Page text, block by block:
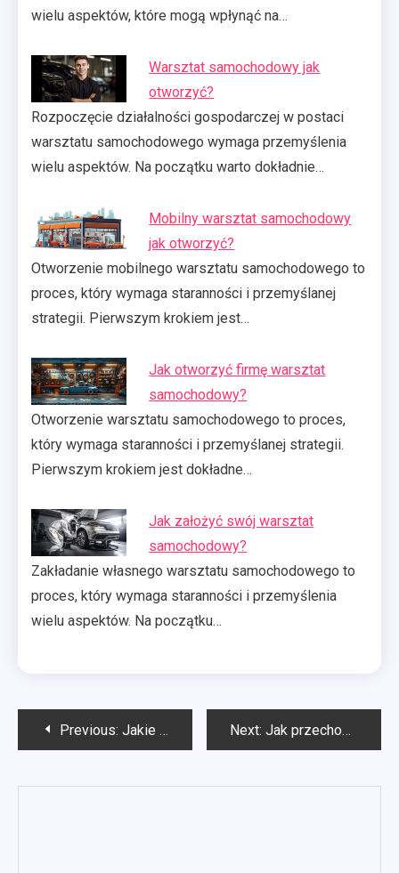
wielu aspektów, które mogą wpłynąć na…
Warsztat samochodowy jak
otworzyć?
Rozpoczęcie działalności gospodarczej w postaci
warsztatu samochodowego wymaga przemyślenia
wielu aspektów. Na początku warto dokładnie…
Mobilny warsztat samochodowy
jak otworzyć?
Otworzenie mobilnego warsztatu samochodowego to
proces, który wymaga staranności i przemyślanej
strategii. Pierwszym krokiem jest…
Jak otworzyć firmę warsztat
samochodowy?
Otworzenie warsztatu samochodowego to proces,
który wymaga staranności i przemyślanej strategii.
Pierwszym krokiem jest dokładne…
Jak założyć swój warsztat
samochodowy?
Zakładanie własnego warsztatu samochodowego to
proces, który wymaga staranności i przemyślenia
wielu aspektów. Na początku…
Nawigacja
Previous: Jakie języki programowania umożliwiły tworzenie stron i portali internetowych? Next: Jak przechowywać koce?